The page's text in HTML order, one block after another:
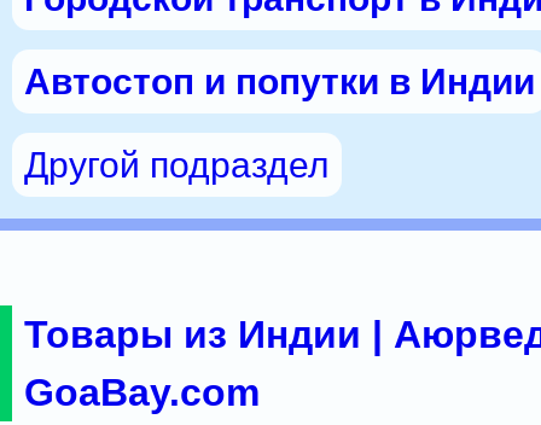
Автостоп и попутки в Индии
Другой подраздел
Товары из Индии |
GoaBay.com